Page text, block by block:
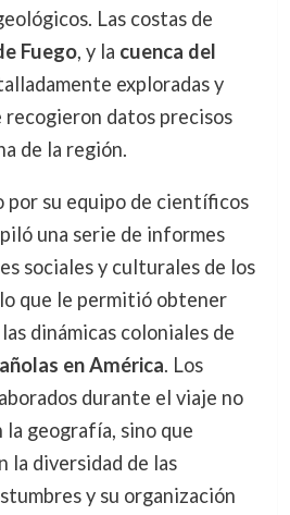
Las costas de
Fuego, y la cuenca del
exploradas y
recogieron datos precisos
de la región.
por su equipo de científicos
una serie de informes
sociales y culturales de los
que le permitió obtener
dinámicas coloniales de
en América. Los
durante el viaje no
la geografía, sino que
la diversidad de las
y su organización